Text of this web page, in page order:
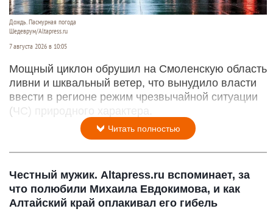
Дождь. Пасмурная погода
Шедеврум/Altapress.ru
7 августа 2026 в 10:05
Мощный циклон обрушил на Смоленскую область
ливни и шквальный ветер, что вынудило власти
ввести в регионе режим чрезвычайной ситуации
(ЧС) природного характера.
Читать полностью
Честный мужик. Altapress.ru вспоминает, за
что полюбили Михаила Евдокимова, и как
Алтайский край оплакивал его гибель